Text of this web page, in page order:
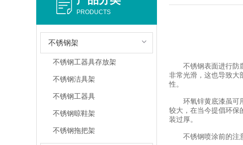
PRODUCTS
不锈钢架
不锈钢工器具存放架
不锈钢洁具架
不锈钢工器具
不锈钢晾鞋架
不锈钢拖把架
不锈钢表面进行防腐
非常光滑，这也导致大
性。
环氧锌黄底漆虽可用
较大，在当今提倡环保
装过厚。
不锈钢喷涂前的注